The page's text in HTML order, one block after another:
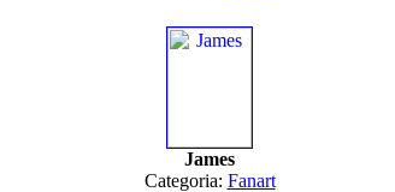
James
Categoria: Fanart